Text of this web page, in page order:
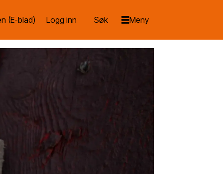
(E-blad) Logg inn